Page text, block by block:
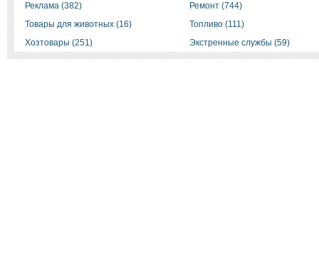
Реклама (382)
Ремонт (744)
Товары для животных (16)
Топливо (111)
Хозтовары (251)
Экстренные службы (59)